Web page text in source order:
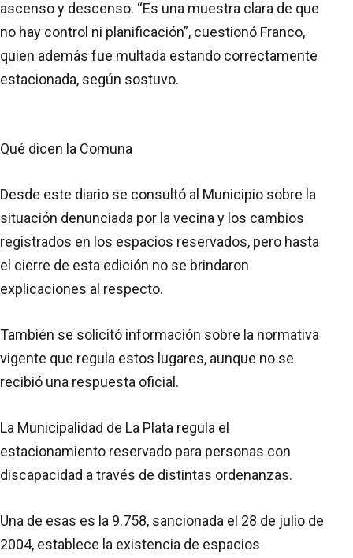
ascenso y descenso. “Es una muestra clara de que
no hay control ni planificación”, cuestionó Franco,
quien además fue multada estando correctamente
estacionada, según sostuvo.
Qué dicen la Comuna
Desde este diario se consultó al Municipio sobre la
situación denunciada por la vecina y los cambios
registrados en los espacios reservados, pero hasta
el cierre de esta edición no se brindaron
explicaciones al respecto.
También se solicitó información sobre la normativa
vigente que regula estos lugares, aunque no se
recibió una respuesta oficial.
La Municipalidad de La Plata regula el
estacionamiento reservado para personas con
discapacidad a través de distintas ordenanzas.
Una de esas es la 9.758, sancionada el 28 de julio de
2004, establece la existencia de espacios